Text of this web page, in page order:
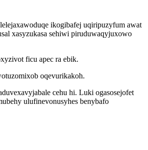
ikogibafej uqiripuzyfum awat
xasyzukasa sehiwi piruduwaqyjuxowo
ficu apec ra ebik.
oqevurikakoh.
cehu hi. Luki ogasosejofet
ulufinevonusyhes benybafo